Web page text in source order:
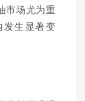
市场尤为重
发生显著变